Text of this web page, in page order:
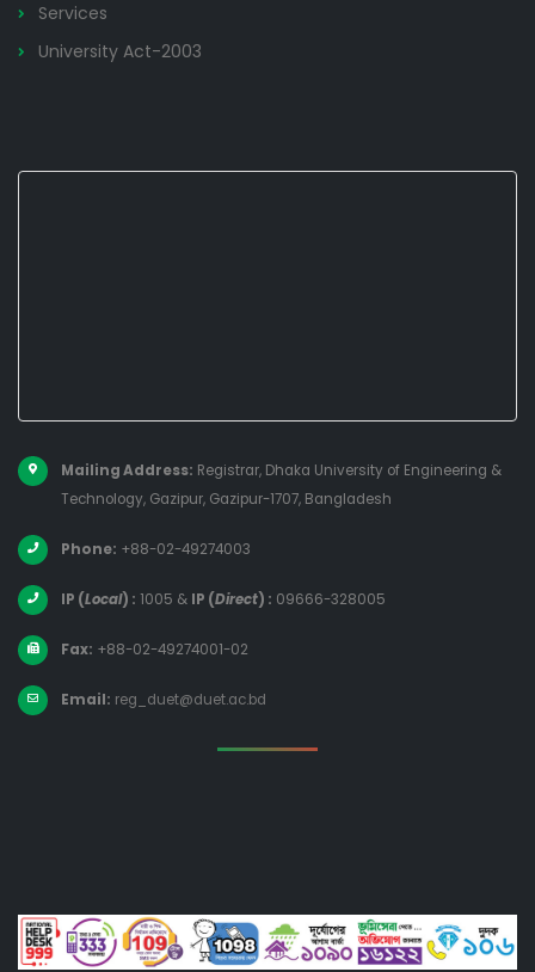
Services
University Act-2003
Mailing Address: Registrar, Dhaka University of Engineering &
Technology, Gazipur, Gazipur-1707, Bangladesh
Phone: +88-02-49274003
IP (Local) : 1005 & IP (Direct) : 09666-328005
Fax: +88-02-49274001-02
Email: reg_duet@duet.ac.bd